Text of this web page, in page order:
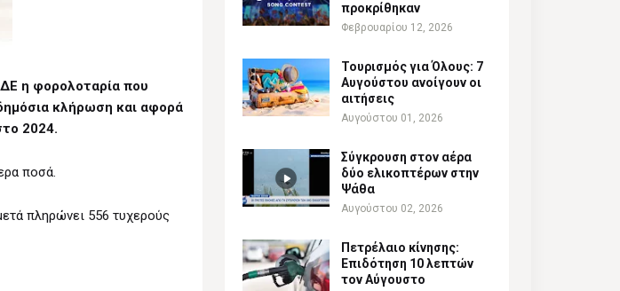
η φορολοταρία που
κλήρωση και αφορά
2024.
ποσά.
πληρώνει 556 τυχερούς
προκρίθηκαν
Φεβρουαρίου 12, 2026
Τουρισμός για Όλους: 7
Αυγούστου ανοίγουν οι
αιτήσεις
Αυγούστου 01, 2026
Σύγκρουση στον αέρα
δύο ελικοπτέρων στην
Ψάθα
Αυγούστου 02, 2026
Πετρέλαιο κίνησης:
Επιδότηση 10 λεπτών
τον Αύγουστο